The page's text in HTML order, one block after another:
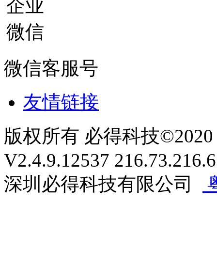
微信客服号
友情链接
版权所有 必得科技©
V2.4.9.12537
深圳必得科技有限公司